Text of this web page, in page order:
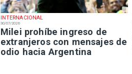
INTERNACIONAL
30/07/2026
Milei prohíbe ingreso de
extranjeros con mensajes de
odio hacia Argentina